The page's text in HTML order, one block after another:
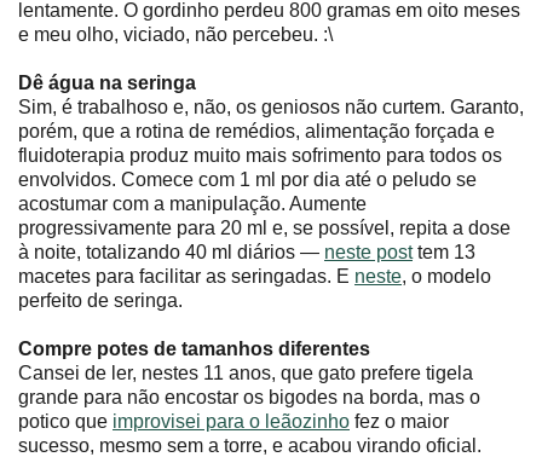
lentamente. O gordinho perdeu 800 gramas em oito meses
e meu olho, viciado, não percebeu. :\
Dê água na seringa
Sim, é trabalhoso e, não, os geniosos não curtem. Garanto,
porém, que a rotina de remédios, alimentação forçada e
fluidoterapia produz muito mais sofrimento para todos os
envolvidos. Comece com 1 ml por dia até o peludo se
acostumar com a manipulação. Aumente
progressivamente para 20 ml e, se possível, repita a dose
à noite, totalizando 40 ml diários ― neste posttem 13
macetes para facilitar as seringadas. E neste, o modelo
perfeito de seringa.
Compre potes de tamanhos diferentes
Cansei de ler, nestes 11 anos, que gato prefere tigela
grande para não encostar os bigodes na borda, mas o
potico que improvisei para o leãozinho fez o maior
sucesso, mesmo sem a torre, e acabou virando oficial.